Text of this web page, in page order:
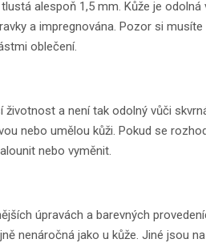
alespoň 1,5 mm. Kůže je odolná
a impregnována. Pozor si musíte
oblečení.
životnost a není tak odolný vůči
nebo umělou kůži. Pokud se
nebo vyměnit.
úpravách a barevných
nenáročná jako u kůže. Jiné jsou na